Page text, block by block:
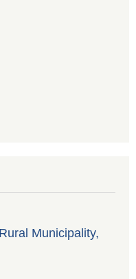
Rural Municipality,